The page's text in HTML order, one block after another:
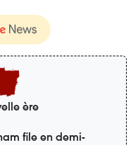
ère
file en demi-